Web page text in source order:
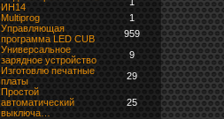
ИН14
Multiprog
1
Управляющая
программа LED CUB
959
Универсальное
зарядное устройство
9
Изготовлю печатные
платы
29
Простой
автоматический
выключа…
25